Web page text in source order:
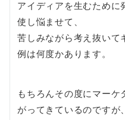
アイディアを生むために
使し悩ませて、
苦しみながら考え抜いて
例は何度かあります。
もちろんその度にマーケ
がってきているのですが、